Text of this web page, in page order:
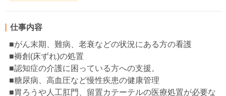
仕事内容
■がん末期、難病、老衰などの状況にある方の看護
■褥創(床ずれ)の処置
■認知症の介護に困っている方への支援。
■糖尿病、高血圧など慢性疾患の健康管理
■胃ろうや人工肛門、留置カテーテルの医療処置が必要な